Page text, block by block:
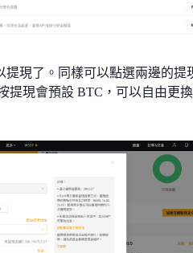
提現了。同樣可以點選兩邊的提
提現會預設 BTC，可以自由更